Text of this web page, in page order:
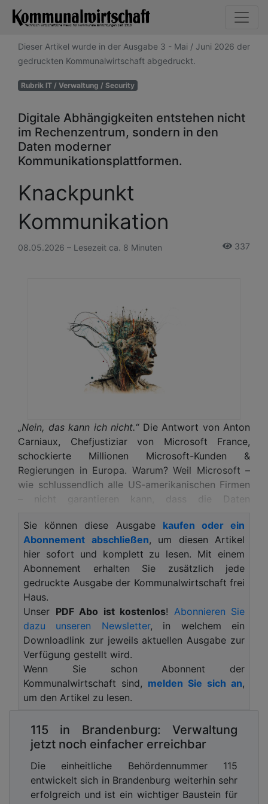
Dieser Artikel wurde in der Ausgabe 3 - Mai / Juni 2026 der
gedruckten Kommunalwirtschaft abgedruckt.
Rubrik IT / Verwaltung / Security
Digitale Abhängigkeiten entstehen nicht
im Rechenzentrum, sondern in den
Daten moderner
Kommunikationsplattformen.
Knackpunkt
Kommunikation
08.05.2026 – Lesezeit ca. 8 Minuten 337
„Nein, das kann ich nicht.“Die Antwort von Anton
Carniaux, Chefjustiziar von Microsoft France,
schockierte Millionen Microsoft-Kunden &
Regierungen in Europa. Warum? Weil Microsoft –
wie schlussendlich alle US-amerikanischen Firmen
– nicht garantieren kann, dass die Daten
Behörden geschützt sind. What happens in Europe
does not stay in Europe.
Erste systematische Warnungen dazu sprachen
Politik, Forschung und Thinktanks bereits während
der 2010er Jahre aus. Die Diskussion fand neben
den gesellschafts- und gesundheitspolitischen
Krisen jedoch schlicht keinen Platz in der
Öffentlichkeit. Gerade, als sich ein zartes Gefühl
von Normalität und Aufschwung einstellte, kam der
Krieg nach Europa und Trump ins Weiße Haus. Und
einst verlässliche Partnerschaften waren es
plötzlich nicht mehr.
Strafgerichtshofs kurzfristig keinen Zugriff mehr
auf seine E-Mails hatte, nachdem die US-
Administration Sanktionen gegen das Gericht
verhängt hatte, wuchsen die Unruhe und die
Unsicherheit: Werden vielleicht nicht nur Daten
Sie können diese Ausgabe kaufen oder ein
Abonnement abschließen, um diesen Artikel
hier sofort und komplett zu lesen. Mit einem
Abonnement erhalten Sie zusätzlich jede
gedruckte Ausgabe der Kommunalwirtschaft frei
Haus.
Unser PDF Abo ist kostenlos! Abonnieren Sie
dazu unseren Newsletter, in welchem ein
Downloadlink zur jeweils aktuellen Ausgabe zur
Verfügung gestellt wird.
Wenn Sie schon Abonnent der
Kommunalwirtschaft sind, melden Sie sich an,
um den Artikel zu lesen.
115 in Brandenburg: Verwaltung
jetzt noch einfacher erreichbar
Die einheitliche Behördennummer 115
entwickelt sich in Brandenburg weiterhin sehr
erfolgreich und ist ein wichtiger Baustein für